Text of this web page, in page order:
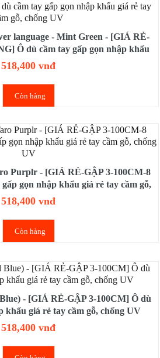
language - Mint Green - [GIÁ RẺ-
Ô dù cầm tay gấp gọn nhập khẩu
cầm gỗ, chống UV
518,400 vnđ
Còn hàng
Purplr - [GIÁ RẺ-GẬP 3-100CM-8
gọn nhập khẩu giá rẻ tay cầm gỗ,
chống UV
518,400 vnđ
Còn hàng
- [GIÁ RẺ-GẬP 3-100CM] Ô dù
khẩu giá rẻ tay cầm gỗ, chống UV
518,400 vnđ